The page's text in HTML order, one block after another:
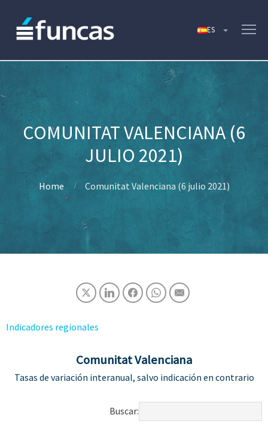
COMUNITAT VALENCIANA (6
JULIO 2021)
Home Comunitat Valenciana (6 julio 2021)
Indicadores regionales
Comunitat Valenciana
Tasas de variación interanual, salvo indicación en contrario
Buscar: